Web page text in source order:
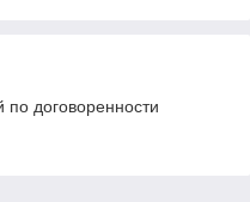
по договоренности